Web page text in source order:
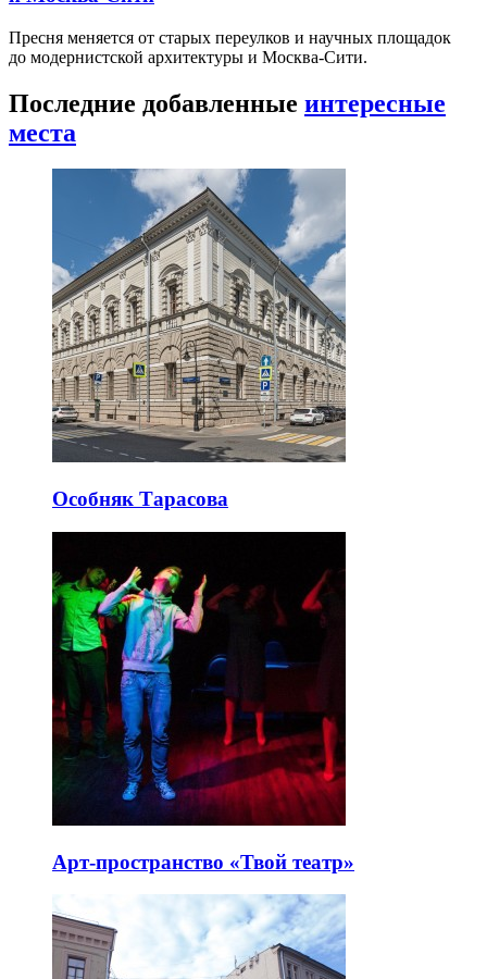
Пресня меняется от старых переулков и научных площадок
до модернистской архитектуры и Москва-Сити.
Последние добавленные интересные
места
Особняк Тарасова
Арт-пространство «Твой театр»